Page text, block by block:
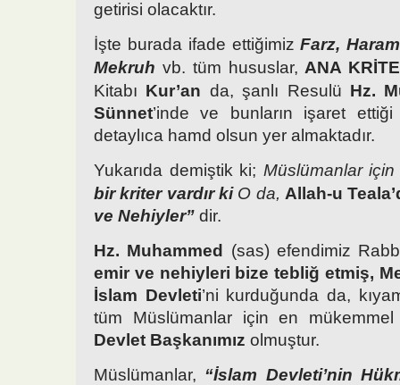
getirisi olacaktır.
İşte burada ifade ettiğimizFarz,
Mekruh vb. tüm hususlar, ANA
Kitabı Kur’an da, şanlı Resulü Hz.
Sünnet’inde ve bunların işaret
detaylıca hamd olsun yer almaktadır.
Yukarıda demiştik ki; Müslümanlar için
bir kriter vardır ki O da, Allah-u
ve Nehiyler” dir.
Hz. Muhammed
(sas) efendimiz
emir ve nehiyleri bize tebliğ etmiş,
İslam Devleti’ni kurduğunda da,
tüm Müslümanlar için en
Devlet Başkanımız olmuştur.
Müslümanlar, “İslam Devleti’nin